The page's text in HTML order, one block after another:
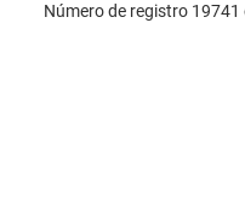
Número de registro 19741